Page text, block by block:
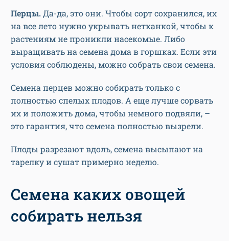
Перцы.Да-да, это они. Чтобы сорт сохранился, их
на все лето нужно укрывать нетканкой, чтобы к
растениям не проникли насекомые. Либо
выращивать на семена дома в горшках. Если эти
условия соблюдены, можно собрать свои семена.
Семена перцев можно собирать только с
полностью спелых плодов. А еще лучше сорвать
их и положить дома, чтобы немного подвяли, –
это гарантия, что семена полностью вызрели.
Плоды разрезают вдоль, семена высыпают на
тарелку и сушат примерно неделю.
Семена каких овощей
собирать нельзя